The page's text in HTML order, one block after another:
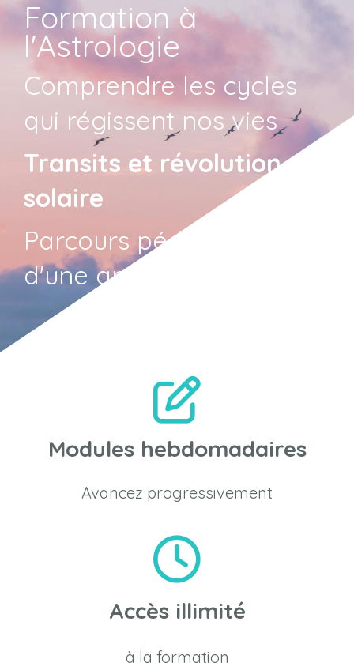
Formation à
l'Astrologie
Comprendre les cycles
qui régissent nos vies
Transits et révolution
solaire
Parcours pédagogique
d'une année
Modules hebdomadaires
Avancez progressivement
Accès illimité
à la formation